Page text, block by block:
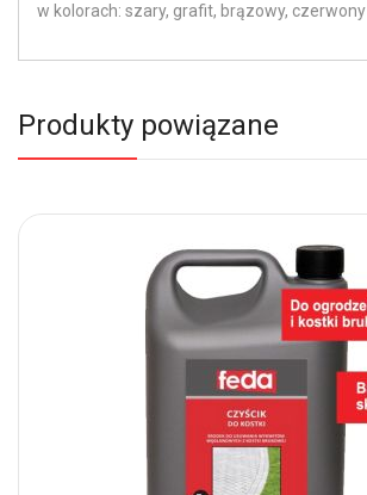
w kolorach: szary, grafit, brązowy, czerwony
Produkty powiązane